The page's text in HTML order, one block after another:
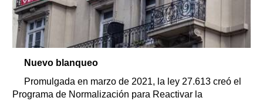
Nuevo blanqueo
Promulgada en marzo de 2021, la ley 27.613 creó el
Programa de Normalización para Reactivar la